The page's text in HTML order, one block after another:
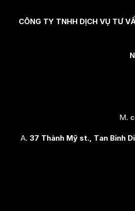
CÔNG TY TNHH DỊCH VỤ TƯ
M.
A. 37 Thành Mỹ st., Tan Binh